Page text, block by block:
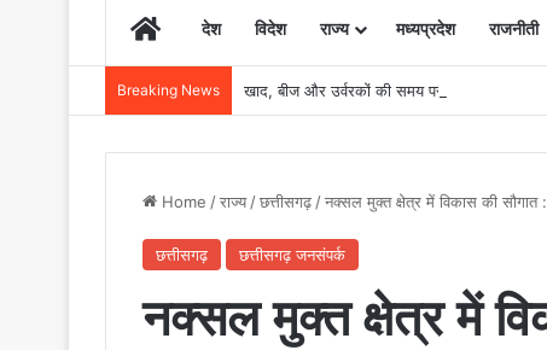
Homeदेश विदेश राज्य मध्यप्रदेश राजनीती
Breaking News खाद, बीज और उर्वरकों की समय पर उपलब्धता से
Home /राज्य/छत्तीसगढ़/नक्सल मुक्त क्षेत्र में विकास की सौगात
छत्तीसगढ़ छत्तीसगढ़ जनसंपर्क
नक्सल मुक्त क्षेत्र में